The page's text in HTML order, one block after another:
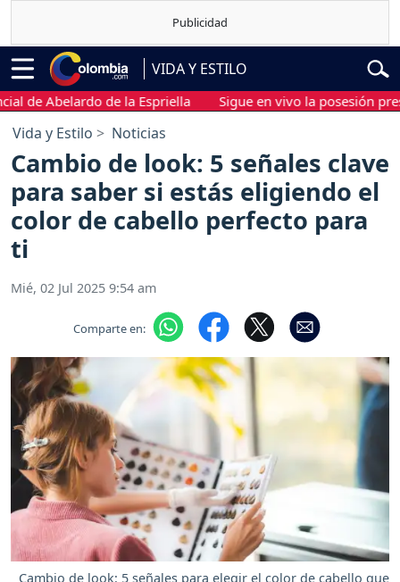
VIDA Y ESTILO
de la Espriella Sigue en vivo la posesión
Vida y Estilo Noticias
Cambio de look: 5 señales clave
para saber si estás eligiendo el
color de cabello perfecto para
ti
Mié, 02 Jul 2025 9:54 am
Comparte en:
Cambio de look: 5 señales para elegir el color de cabello que